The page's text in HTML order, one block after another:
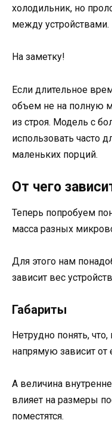
холодильник, но
между устройствами.
На заметку!
Если длительное
объем не на полную
из строя. Модель с
использовать часто
маленьких порций.
От чего
Теперь попробуем
масса разных
Для этого нам
зависит вес
Габариты
Нетрудно понять,
напрямую зависит от
А величина
влияет на размеры
поместятся.